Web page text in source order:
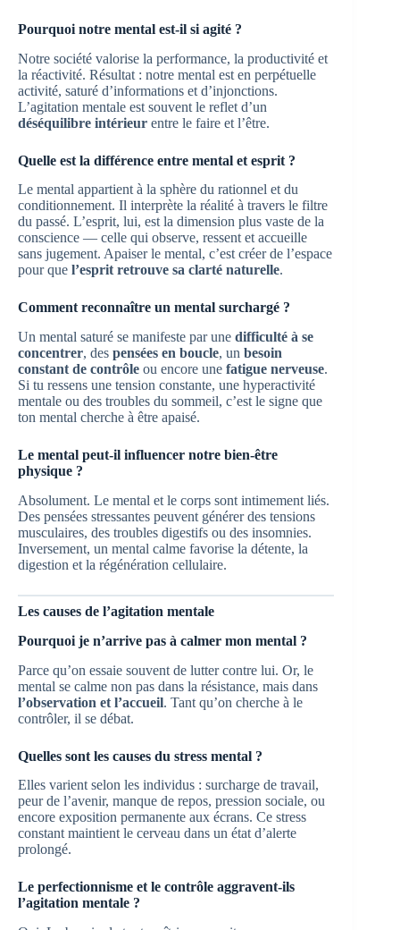
Pourquoi notre mental est-il si agité ?
Notre société valorise la performance, la productivité et
la réactivité. Résultat : notre mental est en perpétuelle
activité, saturé d’informations et d’injonctions.
L’agitation mentale est souvent le reflet d’un
déséquilibre intérieur entre le faire et l’être.
Quelle est la différence entre mental et esprit ?
Le mental appartient à la sphère du rationnel et du
conditionnement. Il interprète la réalité à travers le filtre
du passé. L’esprit, lui, est la dimension plus vaste de la
conscience — celle qui observe, ressent et accueille
sans jugement. Apaiser le mental, c’est créer de l’espace
pour que l’esprit retrouve sa clarté naturelle.
Comment reconnaître un mental surchargé ?
Un mental saturé se manifeste par une difficulté à se
concentrer, des pensées en boucle, un besoin
constant de contrôle ou encore une fatigue nerveuse.
Si tu ressens une tension constante, une hyperactivité
mentale ou des troubles du sommeil, c’est le signe que
ton mental cherche à être apaisé.
Le mental peut-il influencer notre bien-être
physique ?
Absolument. Le mental et le corps sont intimement liés.
Des pensées stressantes peuvent générer des tensions
musculaires, des troubles digestifs ou des insomnies.
Inversement, un mental calme favorise la détente, la
digestion et la régénération cellulaire.
Les causes de l’agitation mentale
Pourquoi je n’arrive pas à calmer mon mental ?
Parce qu’on essaie souvent de lutter contre lui. Or, le
mental se calme non pas dans la résistance, mais dans
l’observation et l’accueil. Tant qu’on cherche à le
contrôler, il se débat.
Quelles sont les causes du stress mental ?
Elles varient selon les individus : surcharge de travail,
peur de l’avenir, manque de repos, pression sociale, ou
encore exposition permanente aux écrans. Ce stress
constant maintient le cerveau dans un état d’alerte
prolongé.
Le perfectionnisme et le contrôle aggravent-ils
l’agitation mentale ?